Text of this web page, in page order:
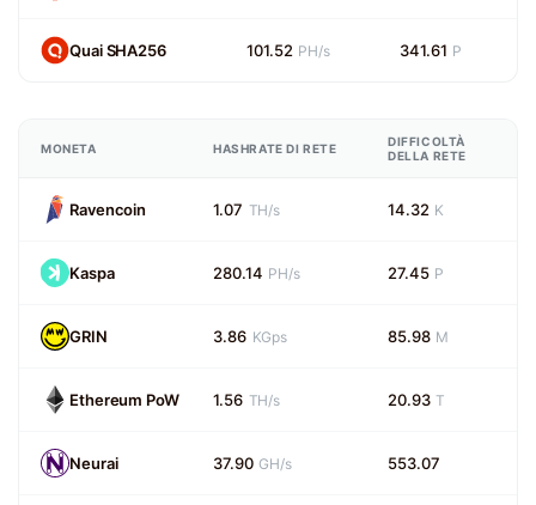
Quai SHA256 101.52 PH/s 341.61 P
MONETA HASHRATE DI RETE
DIFFICOLTÀ
DELLA RETE
Ravencoin 1.07 TH/s 14.32 K
Kaspa 280.14 PH/s 27.45 P
GRIN 3.86 KGps 85.98 M
Ethereum PoW 1.56 TH/s 20.93 T
Neurai 37.90 GH/s 553.07